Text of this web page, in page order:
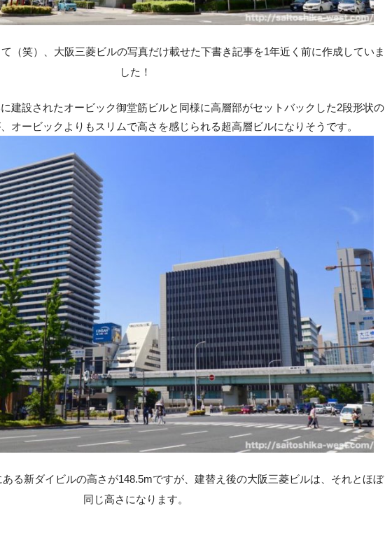
（笑）、大阪三菱ビルの写真だけ載せた下書き記事を1年近く前に作成していま
した！
建設されたオービック御堂筋ビルと同様に高層部がセットバックした2段形状の
、オービックよりもスリムで高さを感じられる超高層ビルになりそうです。
る新ダイビルの高さが148.5mですが、建替え後の大阪三菱ビルは、それとほぼ
同じ高さになります。